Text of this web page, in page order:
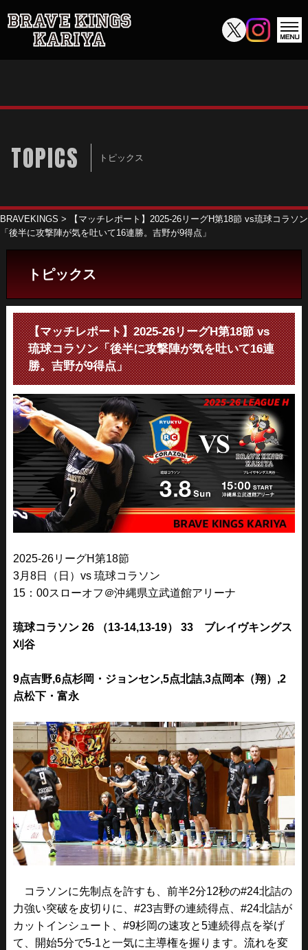
TOPICS トピックス
BRAVEKINGS >
【マッチレポート】2025-26リーグH第18節 vs琉球コラソン
「後半に攻撃陣が気を吐いて16連勝。吉野が9得点」
トピックス
【マッチレポート】2025-26リーグH第18節 vs
琉球コラソン「後半に攻撃陣が気を吐いて16連
勝。吉野が9得点」
2025-26リーグH第18節
3月8日（日）vs 琉球コラソン
15：00スローオフ＠沖縄県立武道館アリーナ
琉球コラソン 26 （13-14,13-19） 33 ブレイヴキングス
刈谷
9点吉野,6点杉岡・ジョンセン,5点北詰,3点岡本（翔）,2
点松下・富永
コラソンに先制点を許すも、前半2分12秒の#24北詰の
力強い突破を皮切りに、#23吉野の連続得点、#24北詰が
カットインシュート、#9杉岡の速攻と5連続得点を挙げ
て、開始5分で5-1と一気に主導権を握ります。流れを変